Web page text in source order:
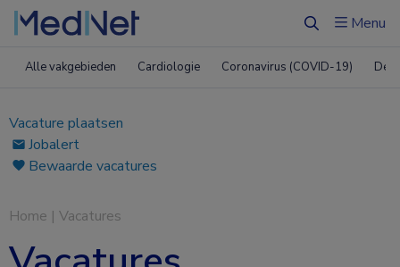
ZoekenMenu
Alle vakgebieden Cardiologie Coronavirus (COVID-19)
Vacature plaatsen
Jobalert
Bewaarde vacatures
Home | Vacatures